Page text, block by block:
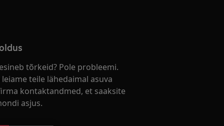
tõrkeid? Pole probleemi.
teile lähedaimal asuva
kontaktandmed, et saaksite
asjus.